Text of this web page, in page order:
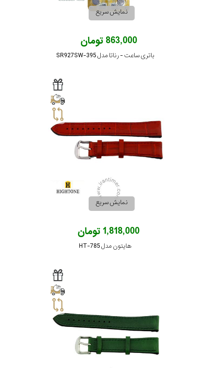
نمایش سریع
863,000 تومان
باتری ساعت - رناتا مدل SR927SW-395
نمایش سریع
1,818,000 تومان
هایتون مدل HT-785